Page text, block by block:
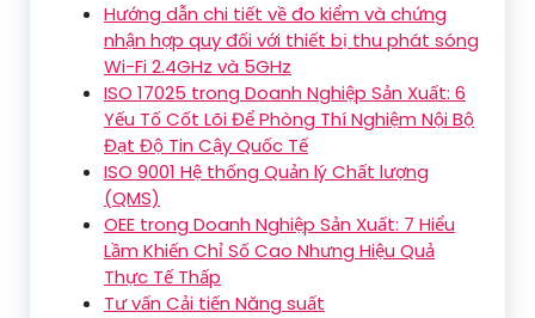
Hướng dẫn chi tiết về đo kiểm và chứng
nhận hợp quy đối với thiết bị thu phát sóng
Wi-Fi 2.4GHz và 5GHz
ISO 17025 trong Doanh Nghiệp Sản Xuất: 6
Yếu Tố Cốt Lõi Để Phòng Thí Nghiệm Nội Bộ
Đạt Độ Tin Cậy Quốc Tế
ISO 9001 Hệ thống Quản lý Chất lượng
(QMS)
OEE trong Doanh Nghiệp Sản Xuất: 7 Hiểu
Lầm Khiến Chỉ Số Cao Nhưng Hiệu Quả
Thực Tế Thấp
Tư vấn Cải tiến Năng suất